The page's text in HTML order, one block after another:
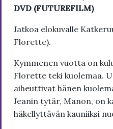
DVD (FUTUREFILM)
Jatkoa elokuvalle
Florette).
Kymmenen vuotta on
Florette teki kuolemaa.
aiheuttivat hänen
Jeanin tytär, Manon, on
häkellyttävän kauniiksi